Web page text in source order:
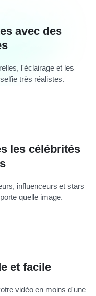
avec des
l'éclairage et les
très réalistes.
les célébrités
influenceurs et stars
quelle image.
et facile
vidéo en moins d'une